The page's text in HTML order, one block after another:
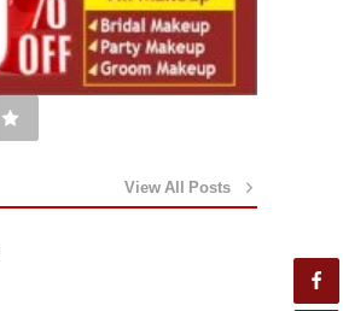
View All Posts